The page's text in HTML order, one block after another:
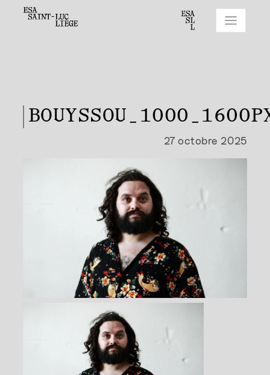
27 octobre 2025